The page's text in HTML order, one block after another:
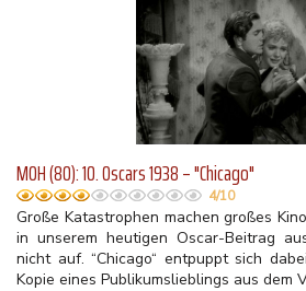
MOH (80): 10. Oscars 1938 – "Chicago"
4/10
Große Katastrophen machen großes
in unserem heutigen Oscar-Beitrag
nicht auf. “Chicago“ entpuppt sich
Kopie eines Publikumslieblings aus dem